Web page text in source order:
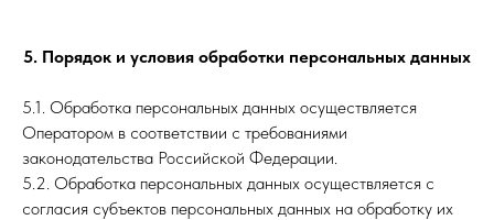
5. Порядок и условия обработки персональных данных
5.1. Обработка персональных данных осуществляется
Оператором в соответствии с требованиями
законодательства Российской Федерации.
5.2. Обработка персональных данных осуществляется с
согласия субъектов персональных данных на обработку их